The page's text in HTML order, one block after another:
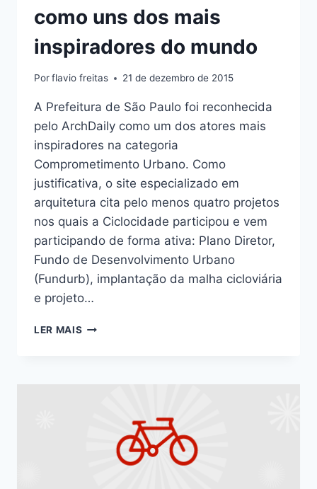
como uns dos mais
inspiradores do mundo
Porflavio freitas 21 de dezembro de 2015
A Prefeitura de São Paulo foi reconhecida
pelo ArchDaily como um dos atores mais
inspiradores na categoria
Comprometimento Urbano. Como
justificativa, o site especializado em
arquitetura cita pelo menos quatro projetos
nos quais a Ciclocidade participou e vem
participando de forma ativa: Plano Diretor,
Fundo de Desenvolvimento Urbano
(Fundurb), implantação da malha cicloviária
e projeto…
LER MAIS SITE
PAULO